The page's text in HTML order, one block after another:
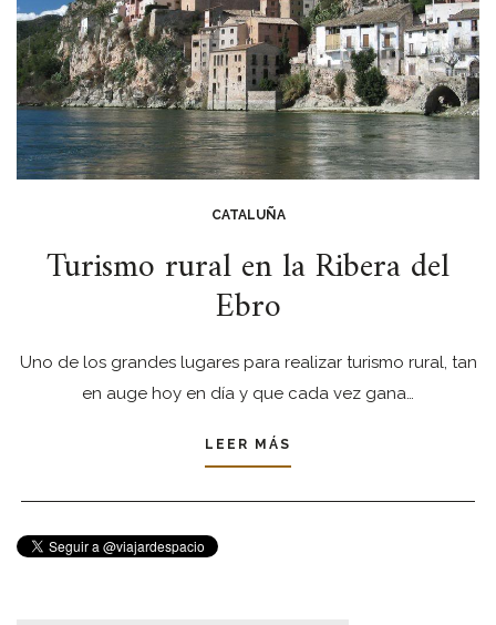
CATALUÑA
Turismo rural en la Ribera del
Ebro
Uno de los grandes lugares para realizar turismo rural, tan
en auge hoy en día y que cada vez gana…
LEER MÁS